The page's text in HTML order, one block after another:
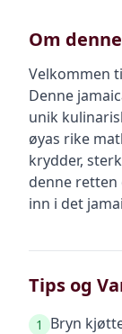
Om
Velkommen
Denne
unik
øyas rike
krydder,
denne retten
inn i det
Tips og
1
Bryn